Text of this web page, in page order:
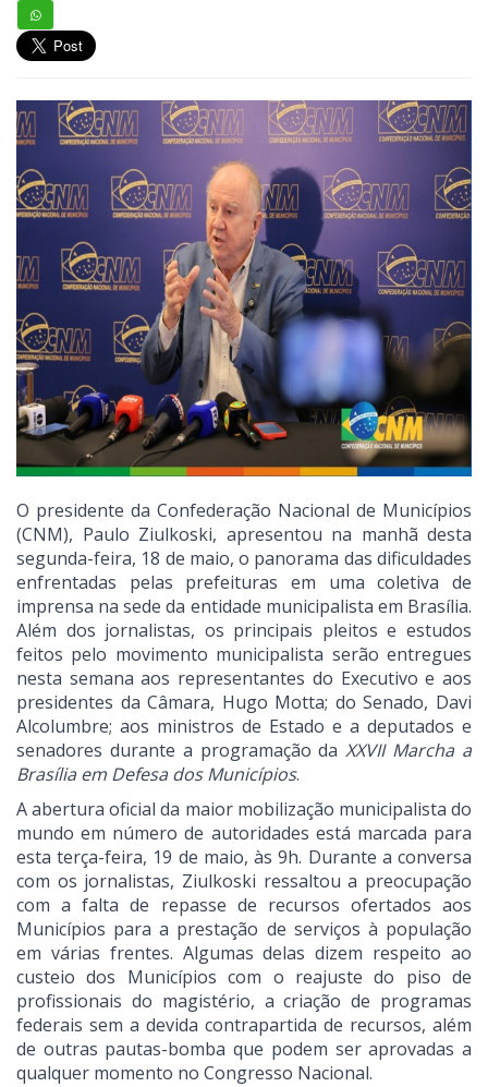
O presidente da Confederação Nacional de Municípios
(CNM), Paulo Ziulkoski, apresentou na manhã desta
segunda-feira, 18 de maio, o panorama das dificuldades
enfrentadas pelas prefeituras em uma coletiva de
imprensa na sede da entidade municipalista em Brasília.
Além dos jornalistas, os principais pleitos e estudos
feitos pelo movimento municipalista serão entregues
nesta semana aos representantes do Executivo e aos
presidentes da Câmara, Hugo Motta; do Senado, Davi
Alcolumbre; aos ministros de Estado e a deputados e
senadores durante a programação daXXVII Marcha a
Brasília em Defesa dos Municípios.
A abertura oficial da maior mobilização municipalista do
mundo em número de autoridades está marcada para
esta terça-feira, 19 de maio, às 9h. Durante a conversa
com os jornalistas, Ziulkoski ressaltou a preocupação
com a falta de repasse de recursos ofertados aos
Municípios para a prestação de serviços à população
em várias frentes. Algumas delas dizem respeito ao
custeio dos Municípios com o reajuste do piso de
profissionais do magistério, a criação de programas
federais sem a devida contrapartida de recursos, além
de outras pautas-bomba que podem ser aprovadas a
qualquer momento no Congresso Nacional.